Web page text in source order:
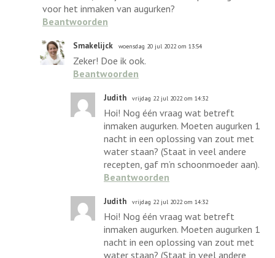
voor het inmaken van augurken?
Beantwoorden
Smakelijck woensdag 20 jul 2022 om 13:54
Zeker! Doe ik ook.
Beantwoorden
Judith vrijdag 22 jul 2022 om 14:32
Hoi! Nog één vraag wat betreft
inmaken augurken. Moeten augurken 1
nacht in een oplossing van zout met
water staan? (Staat in veel andere
recepten, gaf m’n schoonmoeder aan).
Beantwoorden
Judith vrijdag 22 jul 2022 om 14:32
Hoi! Nog één vraag wat betreft
inmaken augurken. Moeten augurken 1
nacht in een oplossing van zout met
water staan? (Staat in veel andere